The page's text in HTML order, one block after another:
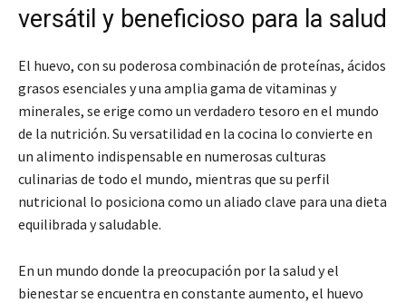
versátil y beneficioso para la salud
El huevo, con su poderosa combinación de proteínas, ácidos
grasos esenciales y una amplia gama de vitaminas y
minerales, se erige como un verdadero tesoro en el mundo
de la nutrición. Su versatilidad en la cocina lo convierte en
un alimento indispensable en numerosas culturas
culinarias de todo el mundo, mientras que su perfil
nutricional lo posiciona como un aliado clave para una dieta
equilibrada y saludable.
En un mundo donde la preocupación por la salud y el
bienestar se encuentra en constante aumento, el huevo